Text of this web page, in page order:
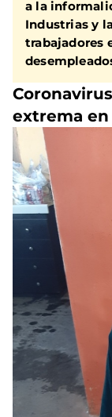
a la
Industrias y
trabajadores
extrema